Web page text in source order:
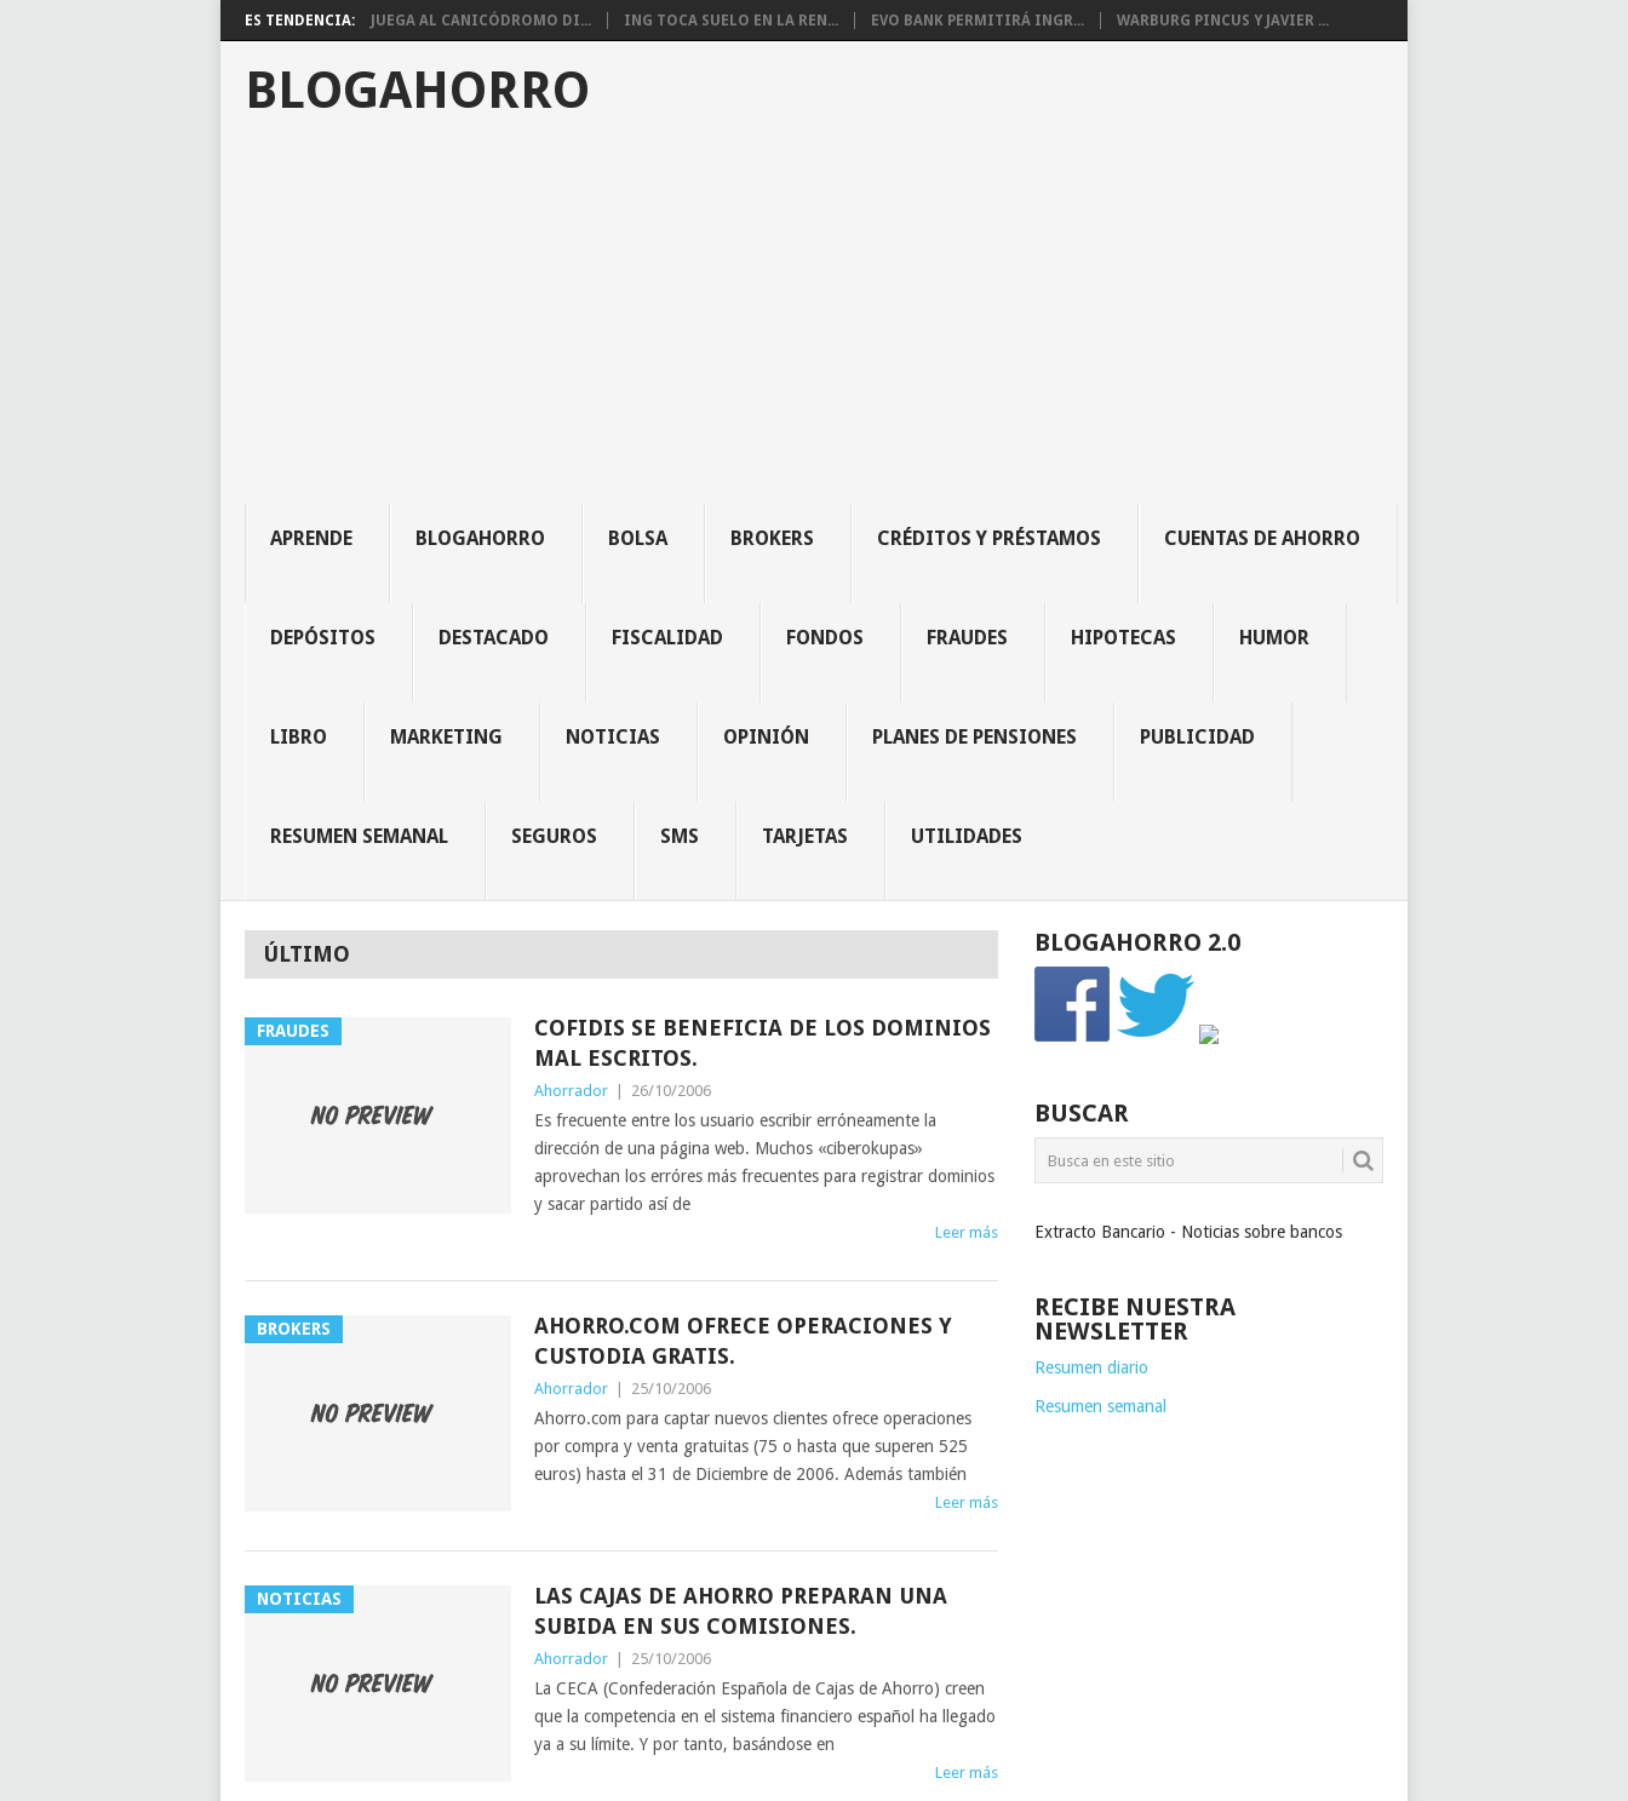
ES TENDENCIA: JUEGA AL CANICÓDROMO DI... ING TOCA SUELO EN LA REN... EVO BANK PERMITIRÁ INGR... WARBURG PINCUS Y JAVIER ...
BLOGAHORRO
APRENDE BLOGAHORRO BOLSA BROKERS CRÉDITOS Y PRÉSTAMOS CUENTAS DE AHORRO
DEPÓSITOS DESTACADO FISCALIDAD FONDOS FRAUDES HIPOTECAS HUMOR
LIBRO MARKETING NOTICIAS OPINIÓN PLANES DE PENSIONES PUBLICIDAD
RESUMEN SEMANAL SEGUROS SMS TARJETAS UTILIDADES
ÚLTIMO
FRAUDES
COFIDIS SE BENEFICIA DE LOS DOMINIOS
MAL ESCRITOS.
Ahorrador 26/10/2006
Es frecuente entre los usuario escribir erróneamente la
dirección de una página web. Muchos «ciberokupas»
aprovechan los erróres más frecuentes para registrar dominios
y sacar partido así de
Leer más
BROKERS
AHORRO.COM OFRECE OPERACIONES Y
CUSTODIA GRATIS.
Ahorrador 25/10/2006
Ahorro.com para captar nuevos clientes ofrece operaciones
por compra y venta gratuitas (75 o hasta que superen 525
euros) hasta el 31 de Diciembre de 2006. Además también
Leer más
NOTICIAS
LAS CAJAS DE AHORRO PREPARAN UNA
SUBIDA EN SUS COMISIONES.
Ahorrador 25/10/2006
La CECA (Confederación Española de Cajas de Ahorro) creen
que la competencia en el sistema financiero español ha llegado
ya a su límite. Y por tanto, basándose en
Leer más
BLOGAHORRO 2.0
BUSCAR
Extracto Bancario - Noticias sobre bancos
RECIBE NUESTRA
NEWSLETTER
Resumen diario
Resumen semanal